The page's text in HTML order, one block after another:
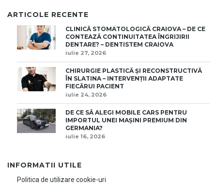
ARTICOLE RECENTE
CLINICĂ STOMATOLOGICĂ CRAIOVA – DE CE
CONTEAZĂ CONTINUITATEA ÎNGRIJIRII
DENTARE? – DENTISTEM CRAIOVA
iulie 27, 2026
CHIRURGIE PLASTICĂ ȘI RECONSTRUCTIVĂ
ÎN SLATINA – INTERVENȚII ADAPTATE
FIECĂRUI PACIENT
iulie 24, 2026
DE CE SĂ ALEGI MOBILE CARS PENTRU
IMPORTUL UNEI MAȘINI PREMIUM DIN
GERMANIA?
iulie 16, 2026
INFORMATII UTILE
Politica de utilizare cookie-uri